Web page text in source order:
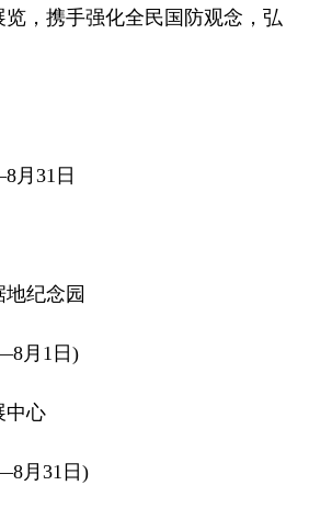
，携手强化全民国防观念，弘
31日
纪念园
月1日)
心
月31日)